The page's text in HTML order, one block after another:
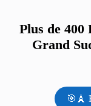
Plus de 400
Grand
🎯🗼